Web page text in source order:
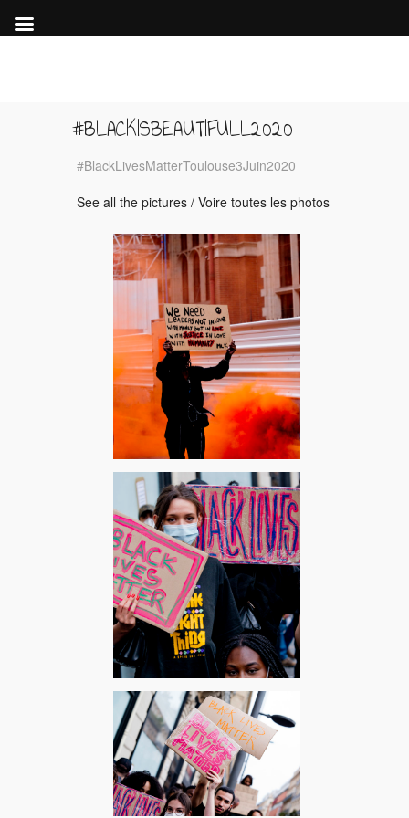
#BLACKISBEAUTIFULL2020
#BlackLivesMatterToulouse3Juin2020
See all the pictures / Voire toutes les photos